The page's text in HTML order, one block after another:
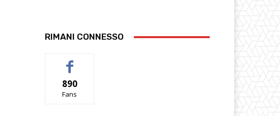
RIMANI CONNESSO
890
Fans